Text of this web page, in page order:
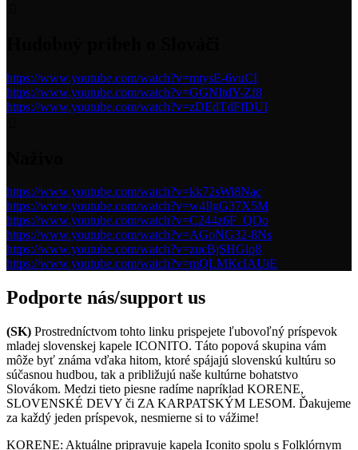
https://www.youtube.com/watch?v=mtysE-6vuCI
https://www.youtube.com/watch?v=GGNItdY-Zf8
https://www.youtube.com/watch?v=zDEdTdFfDUI
https://www.youtube.com/watch?v=kk72sWi8Nac
https://www.youtube.com/watch?v=w4IlgG37X5M
https://www.youtube.com/watch?v=C244z6F_QOo
https://www.youtube.com/watch?v=AGoNG32-8Ns
https://www.youtube.com/watch?v=zucBjSHGlq8
https://www.youtube.com/watch?v=mQLMKcIAUiE
Podporte nás/support us
(SK) Prostredníctvom tohto linku prispejete ľubovoľný príspevok
mladej slovenskej kapele ICONITO. Táto popová skupina vám
môže byť známa vďaka hitom, ktoré spájajú slovenskú kultúru so
súčasnou hudbou, tak a približujú naše kultúrne bohatstvo
Slovákom. Medzi tieto piesne radíme napríklad KORENE,
SLOVENSKÉ DEVY či ZA KARPATSKÝM LESOM. Ďakujeme
za každý jeden príspevok, nesmierne si to vážime!
KORENE: Aktuálne pripravuje kapela Iconito spolu s Folklórnym